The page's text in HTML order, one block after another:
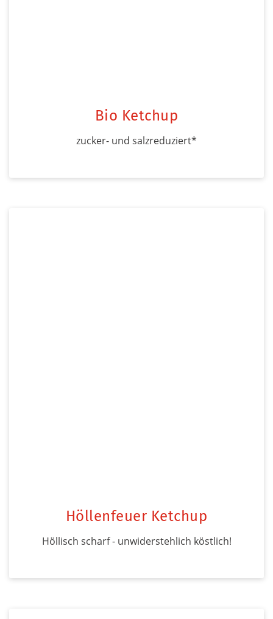
Bio Ketchup
zucker- und salzreduziert*
Höllenfeuer Ketchup
Höllisch scharf - unwiderstehlich köstlich!